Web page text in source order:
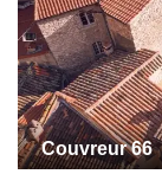
Couvreur 66